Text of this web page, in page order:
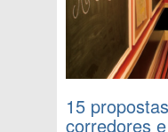
15
corredores